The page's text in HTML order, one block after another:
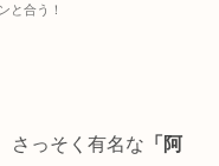
と合う！
さっそく有名な 「阿